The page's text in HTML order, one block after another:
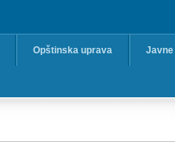
Opštinska uprava